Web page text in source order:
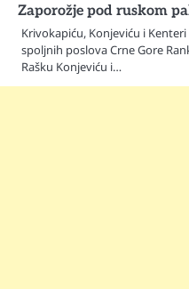
Zaporožje pod ruskom
Krivokapiću, Konjeviću i
spoljnih poslova Crne Gore
Rašku Konjeviću i…